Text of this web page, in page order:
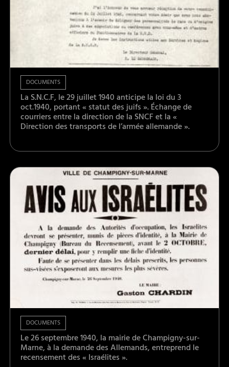
DOCUMENTS
La S.N.C.F, le 29 juillet 1940 anticipe la loi du 3
oct.1940, portant « statut des juifs ». Échange de
courriers entre la direction de la SNCF et la «
Direction des transports de l’armée allemande ».
DOCUMENTS
Le 26 septembre 1940, la mairie de Champigny-sur-
Marne, à la demande des Allemands, entreprend le
recensement des « Israélites ».